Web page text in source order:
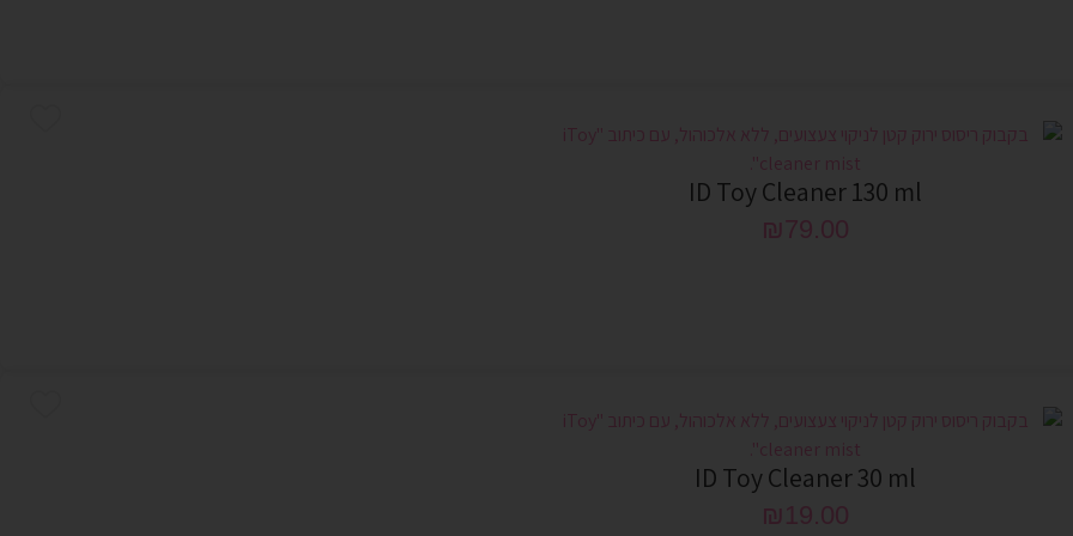
ID Toy Cleaner 130 ml
₪ 79.00
ID Toy Cleaner 30 ml
₪ 19.00